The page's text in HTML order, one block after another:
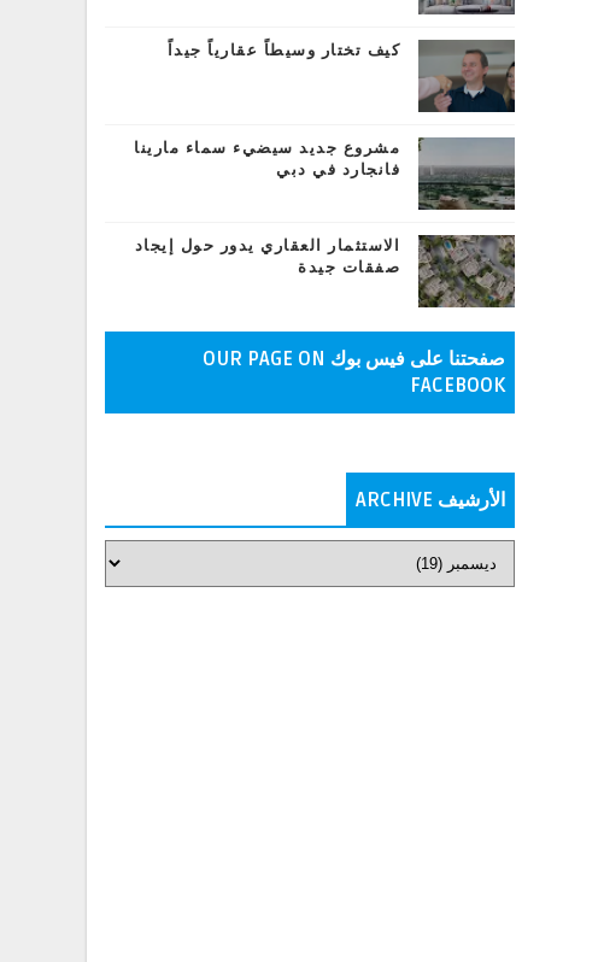
كيف تختار وسيطاً عقارياً جيداً
مشروع جديد سيضيء سماء مارينا
فانجارد في دبي
الاستثمار العقاري يدور حول إيجاد
صفقات جيدة
صفحتنا على فيس بوك OUR PAGE ON
FACEBOOK
الأرشيف ARCHIVE